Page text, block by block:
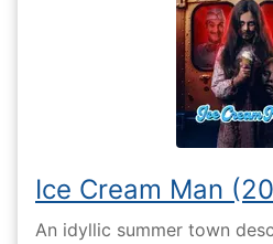
Ice Cream Man
An idyllic summer town